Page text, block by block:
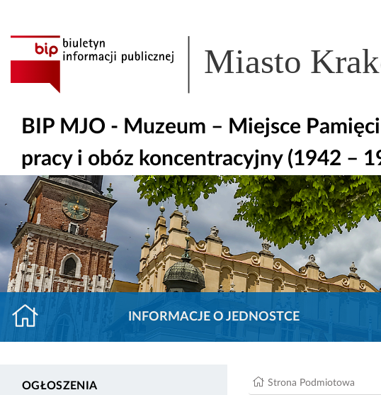
Miasto
BIP MJO - Muzeum – Miejsce
pracy i obóz koncentracyjny (1942 –
INFORMACJE O JEDNOSTCE
OGŁOSZENIA Strona Podmiotowa